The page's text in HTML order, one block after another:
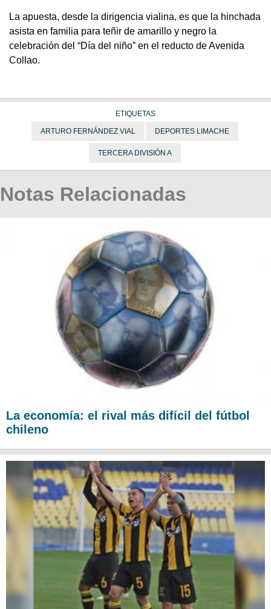
La apuesta, desde la dirigencia vialina, es que la hinchada
asista en familia para teñir de amarillo y negro la
celebración del “Día del niño” en el reducto de Avenida
Collao.
ETIQUETAS
ARTURO FERNÁNDEZ VIAL DEPORTES LIMACHE
TERCERA DIVISIÓN A
Notas Relacionadas
La economía: el rival más difícil del fútbol
chileno